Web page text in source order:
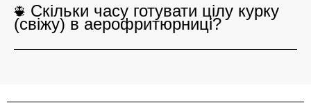
Скільки часу готувати цілу курку
(свіжу) в аерофритюрниці?